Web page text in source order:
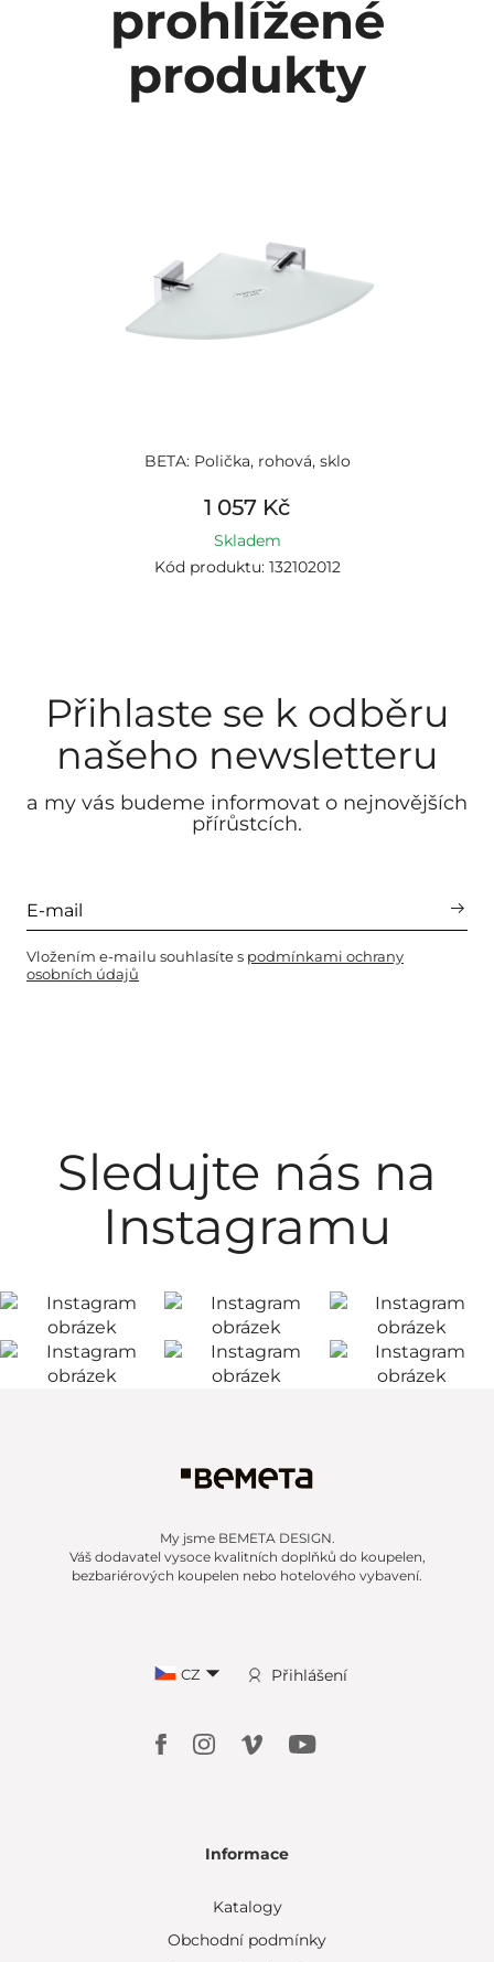
prohlížené
produkty
BETA: Polička, rohová, sklo
1 057 Kč
Skladem
Kód produktu: 132102012
Přihlaste se k odběru
našeho newsletteru
a my vás budeme informovat o nejnovějších
přírůstcích.
Vložením e-mailu souhlasíte s podmínkami ochrany
osobních údajů
Sledujte nás na
Instagramu
My jsme BEMETA DESIGN.
Váš dodavatel vysoce kvalitních doplňků do koupelen,
bezbariérových koupelen nebo hotelového vybavení.
CZ Přihlášení
Informace
Katalogy
Obchodní podmínky